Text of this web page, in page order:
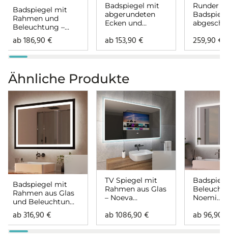
Badspiegel mit
Rahmen und
Beleuchtung –
Noemi
rundherum
ab186,90€
Badspiegel mit
abgerundeten
Ecken und
Noemi
rundherum
ab153,90€
Runder
– Noemi
259,90€
Ähnliche Produkte
Badspiegel mit
Rahmen aus Glas
und Beleuchtung
– Noemi
rundherum
ab316,90€
TV Spiegel mit
Rahmen aus Glas
– Noeva
ab1086,90€
Noemi
ab96,90